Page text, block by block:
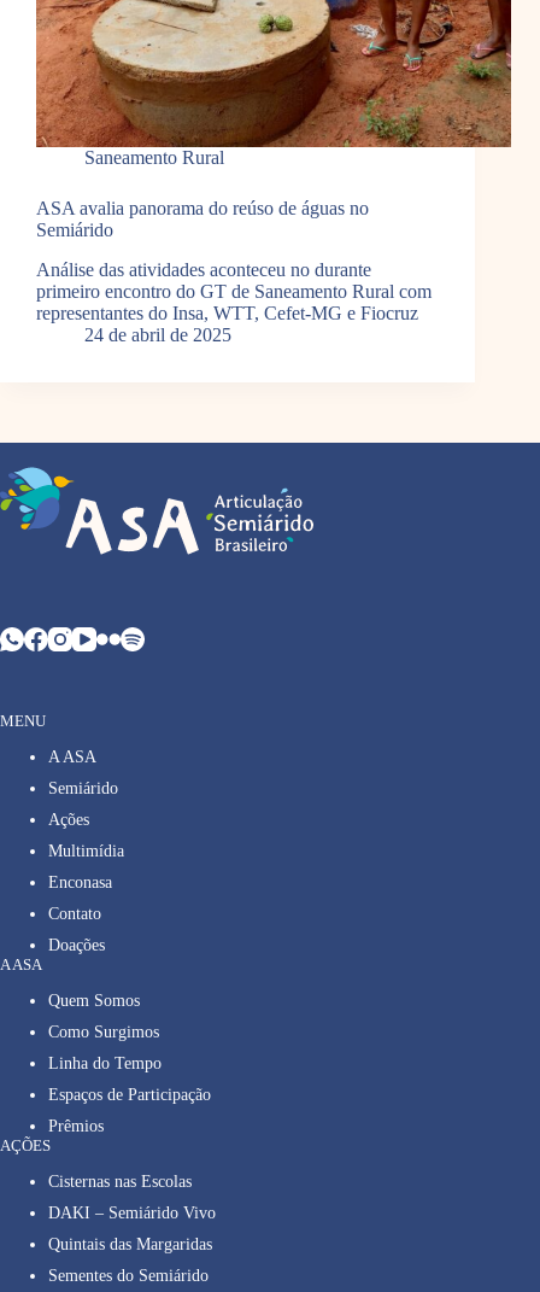
Saneamento Rural
ASA avalia panorama do reúso de águas no
Semiárido
Análise das atividades aconteceu no durante
primeiro encontro do GT de Saneamento Rural com
representantes do Insa, WTT, Cefet-MG e Fiocruz
24 de abril de 2025
MENU
A ASA
Semiárido
Ações
Multimídia
Enconasa
Contato
Doações
A ASA
Quem Somos
Como Surgimos
Linha do Tempo
Espaços de Participação
Prêmios
AÇÕES
Cisternas nas Escolas
DAKI – Semiárido Vivo
Quintais das Margaridas
Sementes do Semiárido